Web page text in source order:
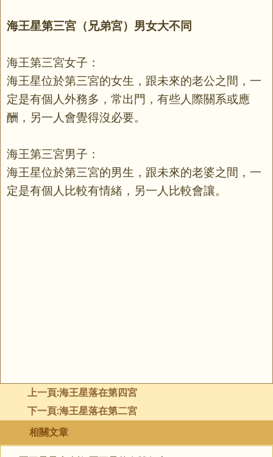
海王星第三宮（兄弟宮）男女大不同
海王第三宮女子：
海王星位於第三宮的女生，跟未來的老公之間，一
定是有個人外務多，常出門，有些人際關系或應
酬，另一人會覺得沒必要。
海王第三宮男子：
海王星位於第三宮的男生，跟未來的老婆之間，一
定是有個人比較有情緒，另一人比較會讓。
上一頁:海王星落在第四宮
下一頁:海王星落在第二宮
相關文章